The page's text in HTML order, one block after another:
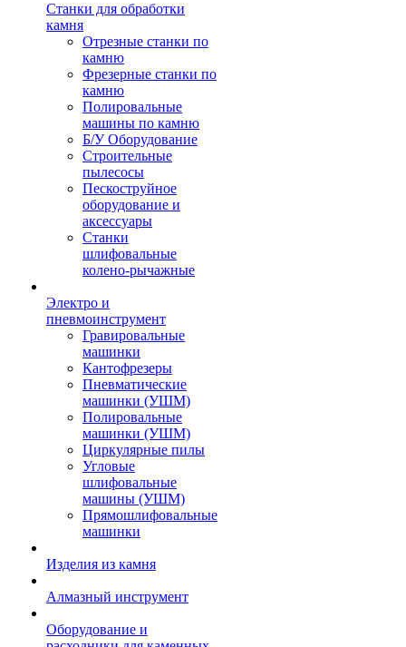
Станки для обработки
камня
Отрезные станки по
камню
Фрезерные станки по
камню
Полировальные
машины по камню
Б/У Оборудование
Строительные
пылесосы
Пескоструйное
оборудование и
аксессуары
Станки
шлифовальные
колено-рычажные
Электро и
пневмоинструмент
Гравировальные
машинки
Кантофрезеры
Пневматические
машинки (УШМ)
Полировальные
машинки (УШМ)
Циркулярные пилы
Угловые
шлифовальные
машины (УШМ)
Прямошлифовальные
машинки
Изделия из камня
Алмазный инструмент
Оборудование и